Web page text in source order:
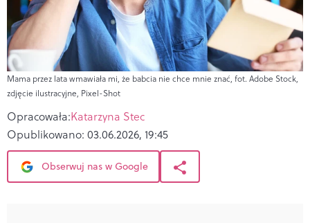
Mama przez lata wmawiała mi, że babcia nie chce mnie znać, fot. Adobe Stock,
zdjęcie ilustracyjne, Pixel-Shot
Opracowała:Katarzyna Stec
Opublikowano: 03.06.2026, 19:45
Obserwuj nas w Google